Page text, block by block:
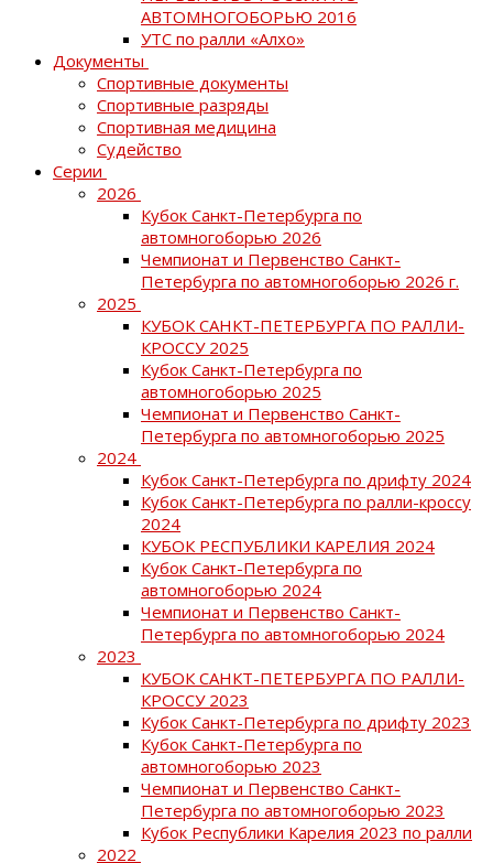
АВТОМНОГОБОРЬЮ 2016
УТС по ралли «Алхо»
Документы
Спортивные документы
Спортивные разряды
Спортивная медицина
Судейство
Серии
2026
Кубок Санкт-Петербурга по
автомногоборью 2026
Чемпионат и Первенство Санкт-
Петербурга по автомногоборью 2026 г.
2025
КУБОК САНКТ-ПЕТЕРБУРГА ПО РАЛЛИ-
КРОССУ 2025
Кубок Санкт-Петербурга по
автомногоборью 2025
Чемпионат и Первенство Санкт-
Петербурга по автомногоборью 2025
2024
Кубок Санкт-Петербурга по дрифту 2024
Кубок Санкт-Петербурга по ралли-кроссу
2024
КУБОК РЕСПУБЛИКИ КАРЕЛИЯ 2024
Кубок Санкт-Петербурга по
автомногоборью 2024
Чемпионат и Первенство Санкт-
Петербурга по автомногоборью 2024
2023
КУБОК САНКТ-ПЕТЕРБУРГА ПО РАЛЛИ-
КРОССУ 2023
Кубок Санкт-Петербурга по дрифту 2023
Кубок Санкт-Петербурга по
автомногоборью 2023
Чемпионат и Первенство Санкт-
Петербурга по автомногоборью 2023
Кубок Республики Карелия 2023 по ралли
2022